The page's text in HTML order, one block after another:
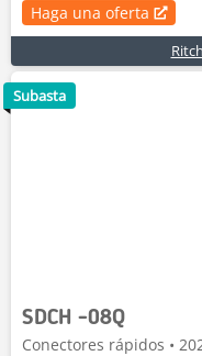
Haga una oferta
SDCH -08Q
Conectores rápidos •
Subasta